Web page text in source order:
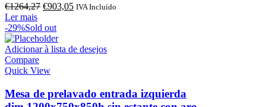
€1264,27 O
original
era:
€1264,27.
€903,05O
€903,05.
IVA Incluído
Ler mais
-29%Sold out
Adicionar à lista de desejos
Compare
Quick View
Mesa de prelavado entrada izquierda